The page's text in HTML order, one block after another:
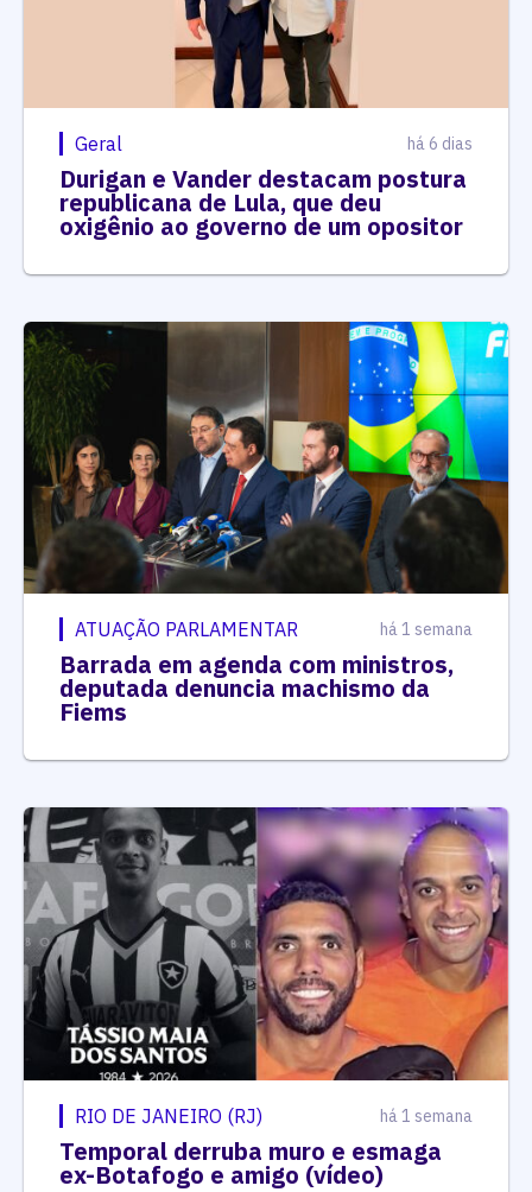
Geral há 6 dias
Durigan e Vander destacam postura
republicana de Lula, que deu
oxigênio ao governo de um opositor
ATUAÇÃO PARLAMENTAR há 1 semana
Barrada em agenda com ministros,
deputada denuncia machismo da
Fiems
RIO DE JANEIRO (RJ) há 1 semana
Temporal derruba muro e esmaga
ex-Botafogo e amigo (vídeo)